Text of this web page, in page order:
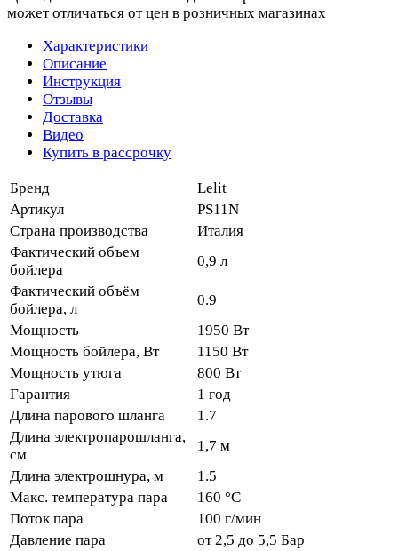
может отличаться от цен в розничных магазинах
Характеристики
Описание
Инструкция
Отзывы
Доставка
Видео
Купить в рассрочку
Бренд
Lelit
Артикул
PS11N
Страна производства
Италия
Фактический объем
бойлера
0,9 л
Фактический объём
бойлера, л
0.9
Мощность
1950 Вт
Мощность бойлера, Вт
1150 Вт
Мощность утюга
800 Вт
Гарантия
1 год
Длина парового шланга
1.7
Длина электропарошланга,
см
1,7 м
Длина электрошнура, м
1.5
Макс. температура пара
160 °C
Поток пара
100 г/мин
Давление пара
от 2,5 до 5,5 Бар